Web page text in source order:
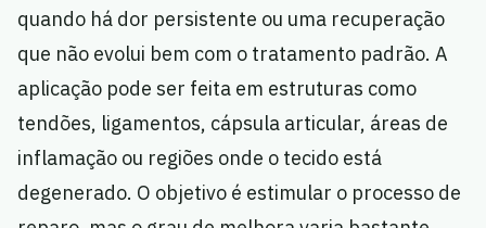
quando há dor persistente ou uma recuperação
que não evolui bem com o tratamento padrão. A
aplicação pode ser feita em estruturas como
tendões, ligamentos, cápsula articular, áreas de
inflamação ou regiões onde o tecido está
degenerado. O objetivo é estimular o processo de